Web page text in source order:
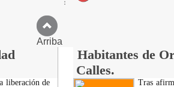
Arriba
Habitantes de
Calles.
liberación de
Tras